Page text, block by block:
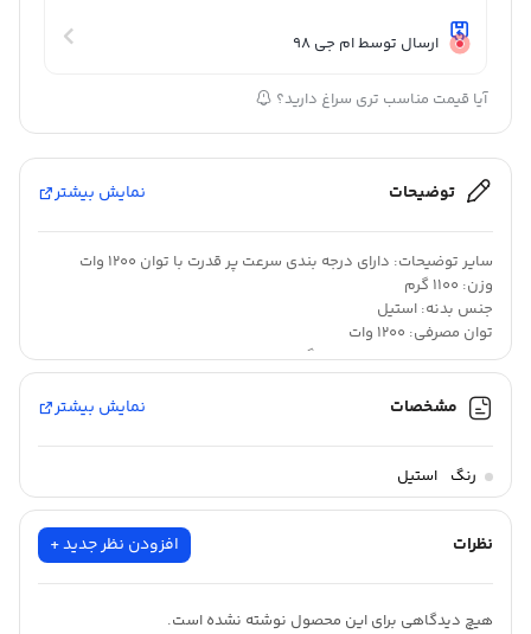
جنس میله (همزن): استیل
شناسه کالا: 2620153170070
ارسال توسط ام جی 98
آیا قیمت مناسب تری سراغ دارید؟
توضیحات نمایش بیشتر
سایر توضیحات: دارای درجه بندی سرعت پر قدرت با توان 1200 وات
وزن: 1100 گرم
جنس بدنه: استیل
توان مصرفی: 1200 وات
جنس تیغه ها: استیل ضد زنگ
امکانات ظاهری: دسته بلند
امکانات شست‌وشوی لوازم جانبی در ماشین ظرفشویی: قابلیت
شست‌وشوی لوازم جانبی در ماشین ظرفشویی
جنس میله (همزن): استیل
تعداد تیغه‌های گوشت‌کوب: دو پره
شناسه کالا: 2620153170070
بدون توضیحات
مشخصات نمایش بیشتر
رنگ استیل
نظرات افزودن نظر جدید +
هیچ دیدگاهی برای این محصول نوشته نشده است.